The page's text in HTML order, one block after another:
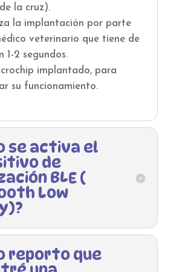
la cruz).
la implantación por parte
veterinario que tiene de
1-2 segundos.
implantado, para
su funcionamiento.
se activa el
de
BLE (
Low
reporto que